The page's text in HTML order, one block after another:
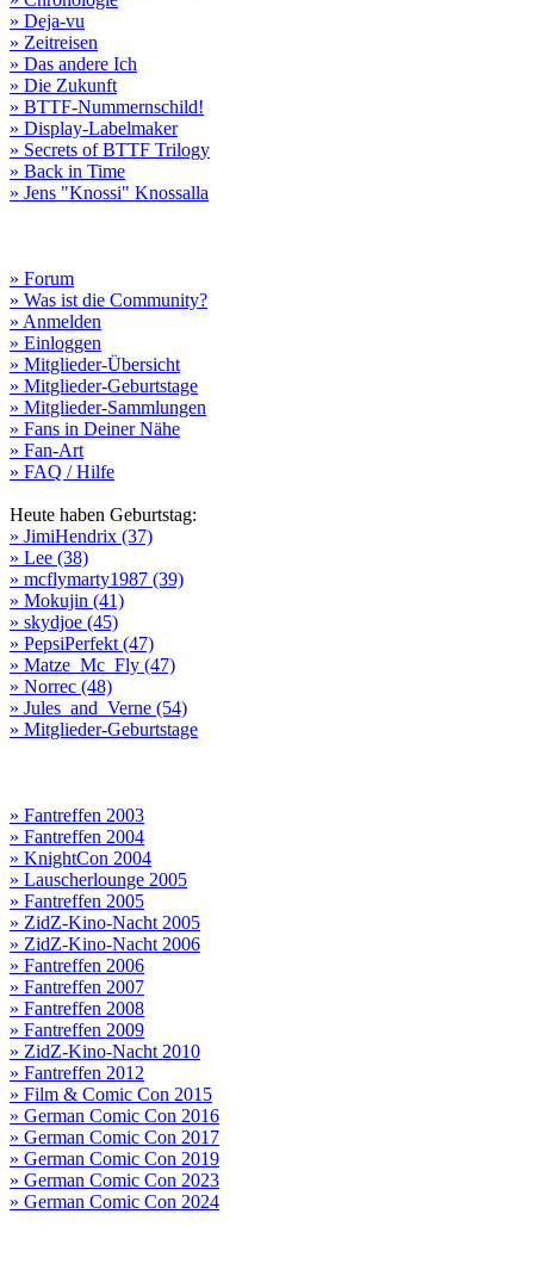
» Deja-vu
» Zeitreisen
» Das andere Ich
» Die Zukunft
» BTTF-Nummernschild!
» Display-Labelmaker
» Secrets of BTTF Trilogy
» Back in Time
» Jens "Knossi" Knossalla
» Forum
» Was ist die Community?
» Anmelden
» Einloggen
» Mitglieder-Übersicht
» Mitglieder-Geburtstage
» Mitglieder-Sammlungen
» Fans in Deiner Nähe
» Fan-Art
» FAQ / Hilfe
Heute haben Geburtstag:
» JimiHendrix (37)
» Lee (38)
» mcflymarty1987 (39)
» Mokujin (41)
» skydjoe (45)
» PepsiPerfekt (47)
» Matze_Mc_Fly (47)
» Norrec (48)
» Jules_and_Verne (54)
» Mitglieder-Geburtstage
» Fantreffen 2003
» Fantreffen 2004
» KnightCon 2004
» Lauscherlounge 2005
» Fantreffen 2005
» ZidZ-Kino-Nacht 2005
» ZidZ-Kino-Nacht 2006
» Fantreffen 2006
» Fantreffen 2007
» Fantreffen 2008
» Fantreffen 2009
» ZidZ-Kino-Nacht 2010
» Fantreffen 2012
» Film & Comic Con 2015
» German Comic Con 2016
» German Comic Con 2017
» German Comic Con 2019
» German Comic Con 2023
» German Comic Con 2024